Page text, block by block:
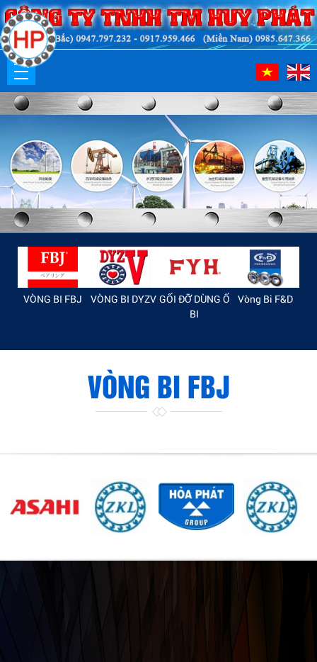
VÒNG BI FBJ VÒNG BI DYZV GỐI ĐỠ DÙNG Ổ
BI
Vòng Bi F&D
VÒNG BI FBJ